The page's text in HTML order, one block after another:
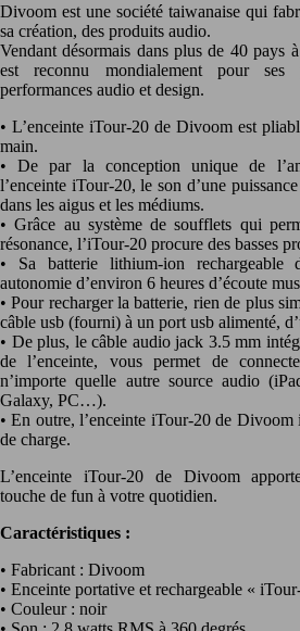
Divoom est une société taiwanaise qui
sa création, des produits audio.
Vendant désormais dans plus de 40 pays
est reconnu mondialement pour ses
performances audio et design.
• L’enceinte iTour-20 de Divoom est
main.
• De par la conception unique de
l’enceinte iTour-20, le son d’une
dans les aigus et les médiums.
• Grâce au système de soufflets qui
résonance, l’iTour-20 procure des basses
• Sa batterie lithium-ion
autonomie d’environ 6 heures d’écoute
• Pour recharger la batterie, rien de plus
câble usb (fourni) à un port usb alimenté,
• De plus, le câble audio jack 3.5 mm
de l’enceinte, vous permet de
n’importe quelle autre source audio
Galaxy, PC…).
• En outre, l’enceinte iTour-20 de
de charge.
L’enceinte iTour-20 de Divoom
touche de fun à votre quotidien.
Caractéristiques :
• Fabricant : Divoom
• Enceinte portative et rechargeable «
• Couleur : noir